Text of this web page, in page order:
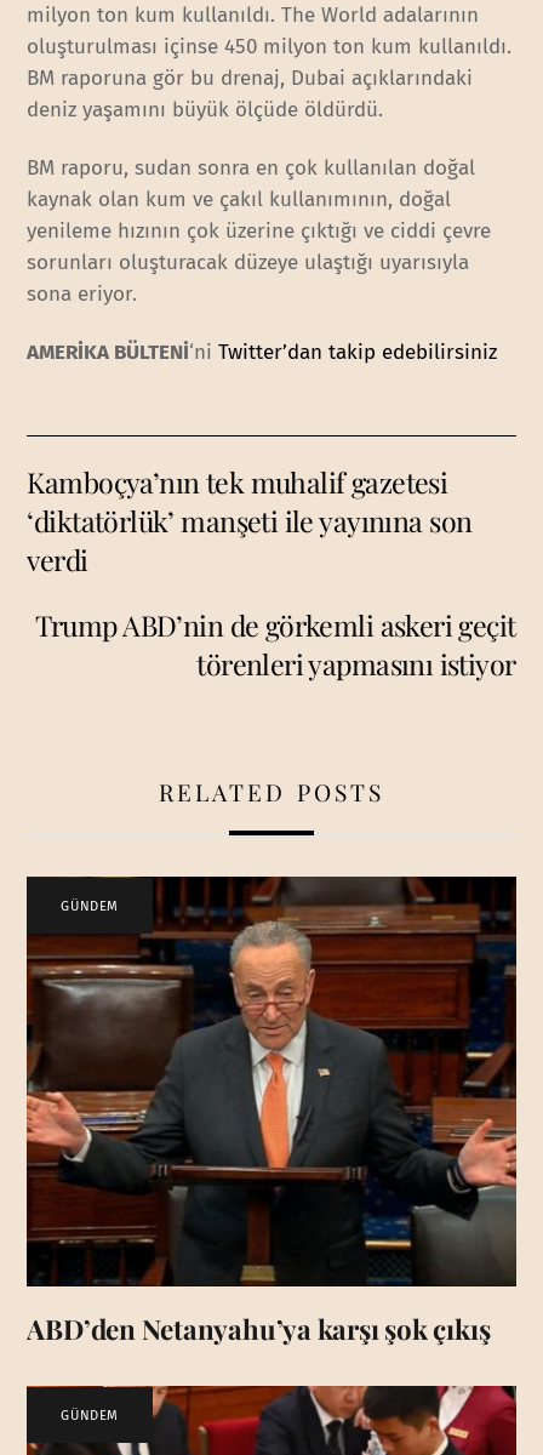
milyon ton kum kullanıldı. The World adalarının
oluşturulması içinse 450 milyon ton kum kullanıldı.
BM raporuna gör bu drenaj, Dubai açıklarındaki
deniz yaşamını büyük ölçüde öldürdü.
BM raporu, sudan sonra en çok kullanılan doğal
kaynak olan kum ve çakıl kullanımının, doğal
yenileme hızının çok üzerine çıktığı ve ciddi çevre
sorunları oluşturacak düzeye ulaştığı uyarısıyla
sona eriyor.
AMERİKA BÜLTENİ‘niTwitter’dan takip edebilirsiniz
Kamboçya’nın tek muhalif gazetesi
‘diktatörlük’ manşeti ile yayınına son
verdi
Trump ABD’nin de görkemli askeri geçit
törenleri yapmasını istiyor
RELATED POSTS
GÜNDEM
ABD’den Netanyahu’ya karşı şok çıkış
GÜNDEM